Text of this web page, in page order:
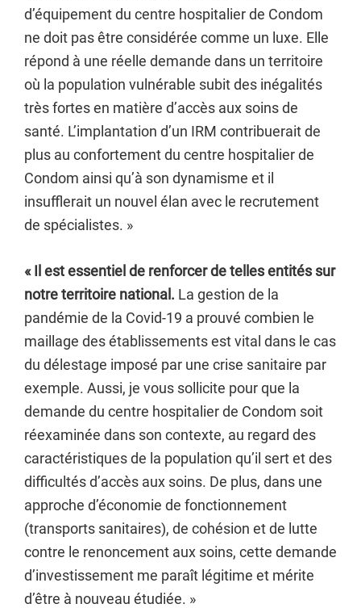
d’équipement du centre hospitalier de Condom
ne doit pas être considérée comme un luxe. Elle
répond à une réelle demande dans un territoire
où la population vulnérable subit des inégalités
très fortes en matière d’accès aux soins de
santé. L’implantation d’un IRM contribuerait de
plus au confortement du centre hospitalier de
Condom ainsi qu’à son dynamisme et il
insufflerait un nouvel élan avec le recrutement
de spécialistes. »
« Il est essentiel de renforcer de telles entités sur
notre territoire national. La gestion de la
pandémie de la Covid-19 a prouvé combien le
maillage des établissements est vital dans le cas
du délestage imposé par une crise sanitaire par
exemple. Aussi, je vous sollicite pour que la
demande du centre hospitalier de Condom soit
réexaminée dans son contexte, au regard des
caractéristiques de la population qu’il sert et des
difficultés d’accès aux soins. De plus, dans une
approche d’économie de fonctionnement
(transports sanitaires), de cohésion et de lutte
contre le renoncement aux soins, cette demande
d’investissement me paraît légitime et mérite
d’être à nouveau étudiée. »